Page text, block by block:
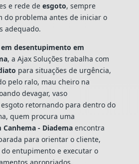
e rede de esgoto, sempre
do problema antes de iniciar o
adequado.
desentupimento em
, a Ajax Soluções trabalha com
para situações de urgência,
pelo ralo, mau cheiro na
devagar, vaso
retornando para dentro do
quem procura uma
- Diademaencontra
para orientar o cliente,
entupimento e executar o
apropriados.